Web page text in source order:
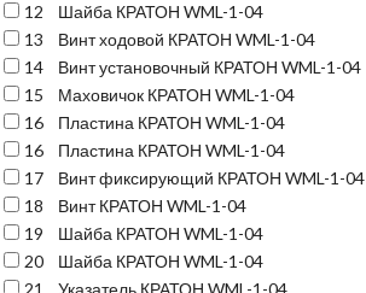
12
Шайба КРАТОН WML-1-04
13
Винт ходовой КРАТОН WML-1-04
14
Винт установочный КРАТОН WML-1-04
15
Маховичок КРАТОН WML-1-04
16
Пластина КРАТОН WML-1-04
16
Пластина КРАТОН WML-1-04
17
Винт фиксирующий КРАТОН WML-1-04
18
Винт КРАТОН WML-1-04
19
Шайба КРАТОН WML-1-04
20
Шайба КРАТОН WML-1-04
21
Указатель КРАТОН WML-1-04